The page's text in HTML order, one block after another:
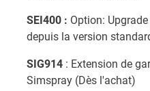
SEI400 : Option:
depuis la version
SIG914 : Extension de
Simspray (Dès l'achat)